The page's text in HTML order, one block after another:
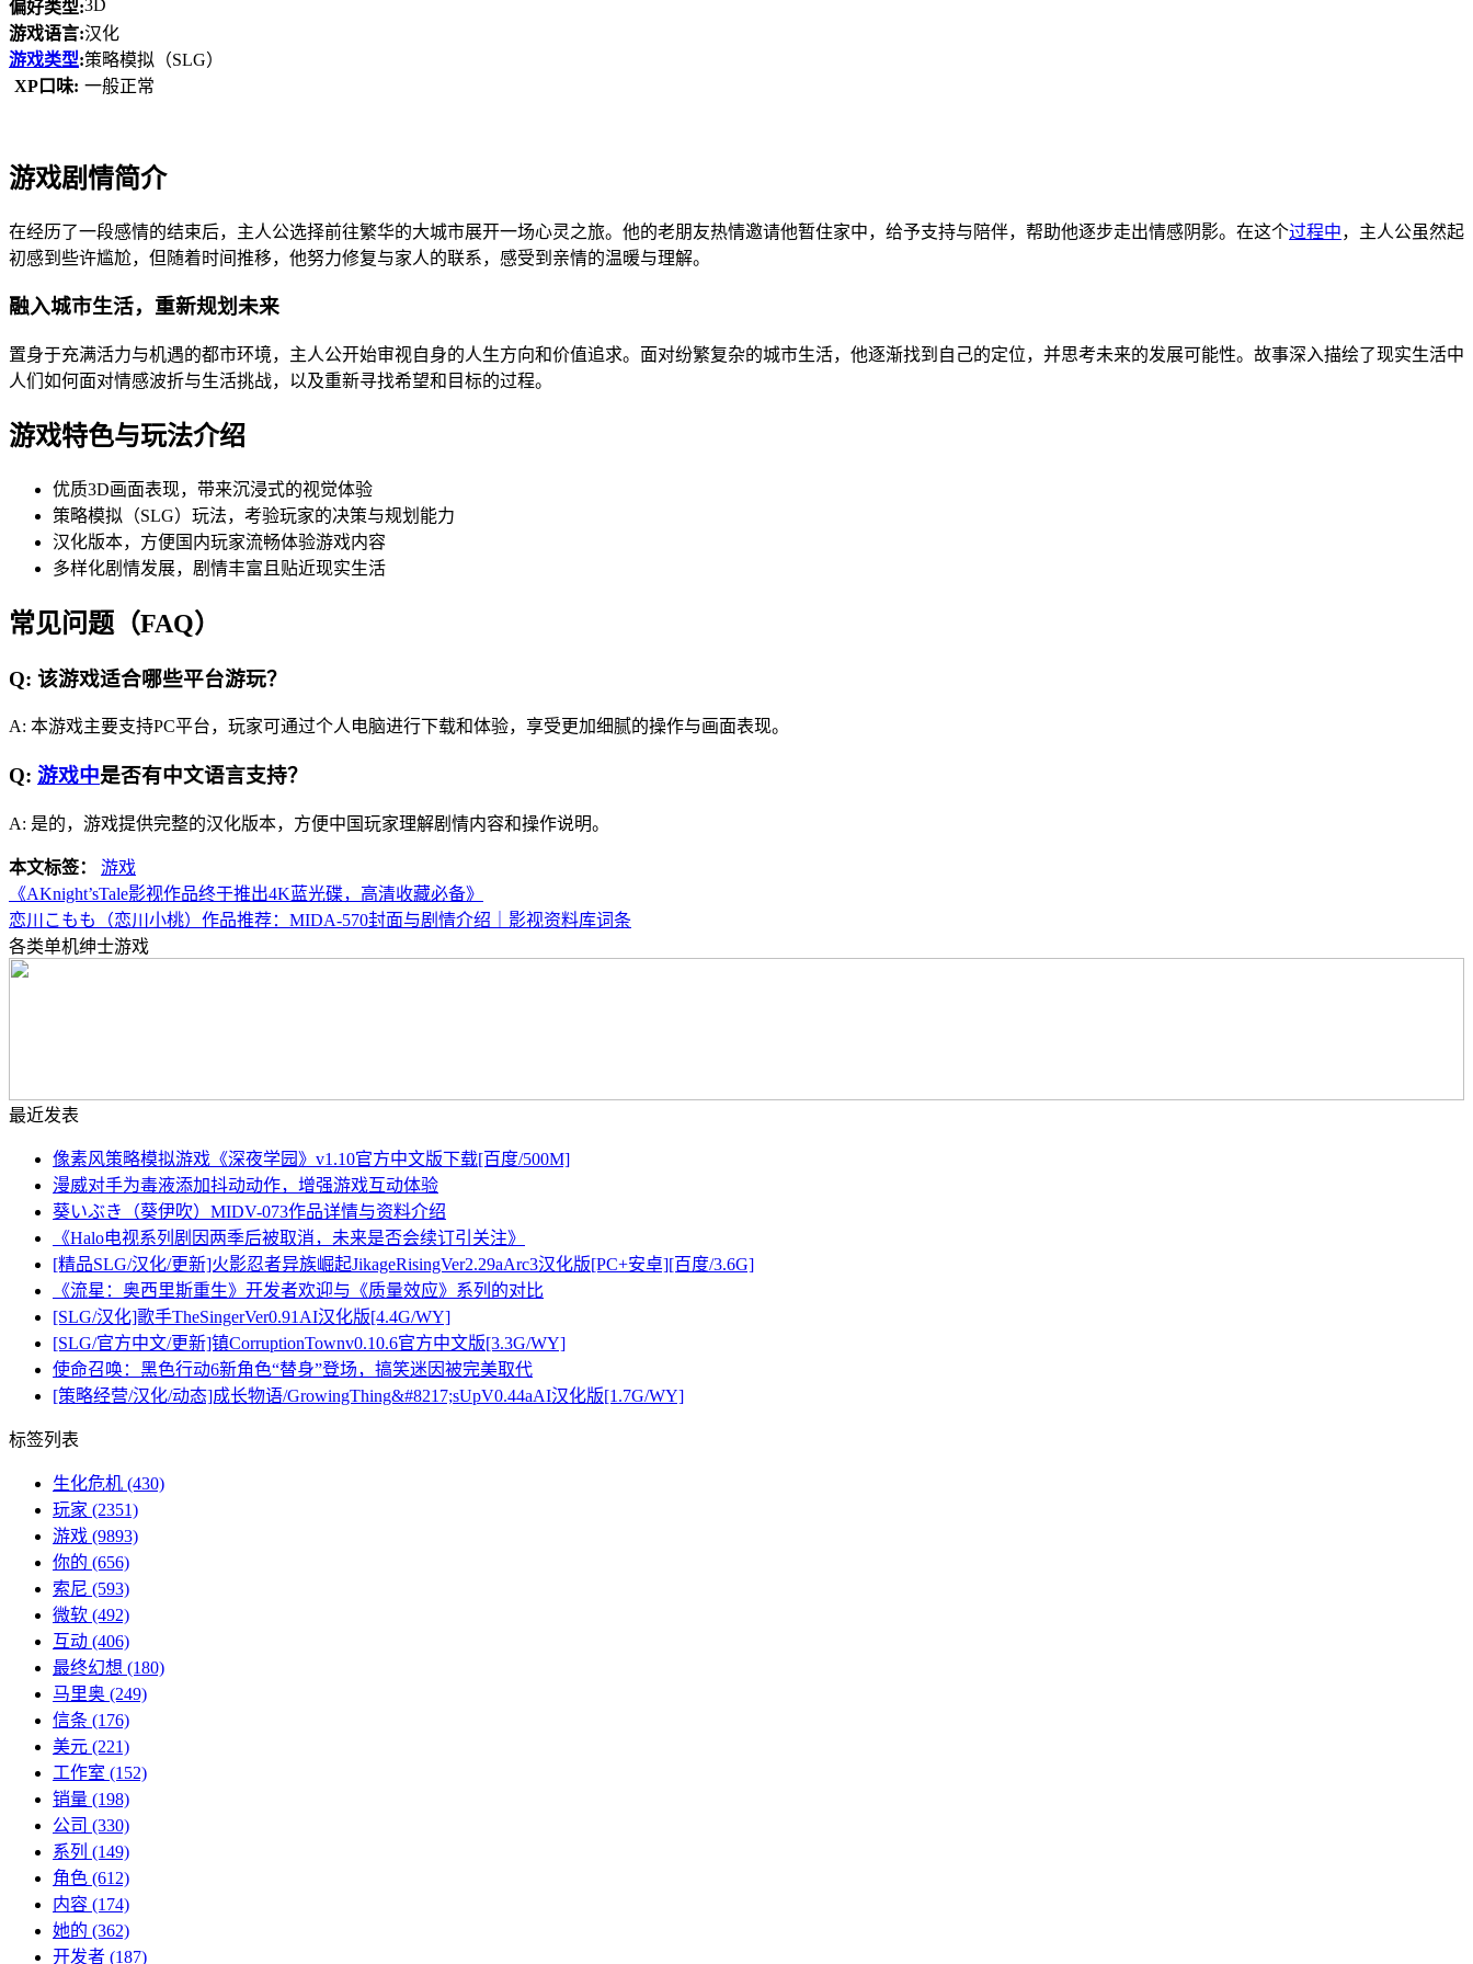
偏好类型:3D
游戏语言:汉化
游戏类型:策略模拟（SLG）
XP口味: 一般正常
游戏剧情简介
在经历了一段感情的结束后，主人公选择前往繁华的大城市展开一场心灵之旅。他的老朋友热情邀请他暂住家中，给予支持与陪伴，帮助他逐步走出情感阴影。在这个过程中，主人公虽然起
初感到些许尴尬，但随着时间推移，他努力修复与家人的联系，感受到亲情的温暖与理解。
融入城市生活，重新规划未来
置身于充满活力与机遇的都市环境，主人公开始审视自身的人生方向和价值追求。面对纷繁复杂的城市生活，他逐渐找到自己的定位，并思考未来的发展可能性。故事深入描绘了现实生活中
人们如何面对情感波折与生活挑战，以及重新寻找希望和目标的过程。
游戏特色与玩法介绍
优质3D画面表现，带来沉浸式的视觉体验
策略模拟（SLG）玩法，考验玩家的决策与规划能力
汉化版本，方便国内玩家流畅体验游戏内容
多样化剧情发展，剧情丰富且贴近现实生活
常见问题（FAQ）
Q: 该游戏适合哪些平台游玩？
A: 本游戏主要支持PC平台，玩家可通过个人电脑进行下载和体验，享受更加细腻的操作与画面表现。
Q: 游戏中是否有中文语言支持？
A: 是的，游戏提供完整的汉化版本，方便中国玩家理解剧情内容和操作说明。
本文标签：
游戏
《AKnight’sTale影视作品终于推出4K蓝光碟，高清收藏必备》
恋川こもも（恋川小桃）作品推荐：MIDA-570封面与剧情介绍｜影视资料库词条
各类单机绅士游戏
最近发表
像素风策略模拟游戏《深夜学园》v1.10官方中文版下载[百度/500M]
漫威对手为毒液添加抖动动作，增强游戏互动体验
葵いぶき（葵伊吹）MIDV-073作品详情与资料介绍
《Halo电视系列剧因两季后被取消，未来是否会续订引关注》
[精品SLG/汉化/更新]火影忍者异族崛起JikageRisingVer2.29aArc3汉化版[PC+安卓][百度/3.6G]
《流星：奥西里斯重生》开发者欢迎与《质量效应》系列的对比
[SLG/汉化]歌手TheSingerVer0.91AI汉化版[4.4G/WY]
[SLG/官方中文/更新]镇CorruptionTownv0.10.6官方中文版[3.3G/WY]
使命召唤：黑色行动6新角色“替身”登场，搞笑迷因被完美取代
[策略经营/汉化/动态]成长物语/GrowingThing&#8217;sUpV0.44aAI汉化版[1.7G/WY]
标签列表
生化危机 (430)
玩家 (2351)
游戏 (9893)
你的 (656)
索尼 (593)
微软 (492)
互动 (406)
最终幻想 (180)
马里奥 (249)
信条 (176)
美元 (221)
工作室 (152)
销量 (198)
公司 (330)
系列 (149)
角色 (612)
内容 (174)
她的 (362)
开发者 (187)